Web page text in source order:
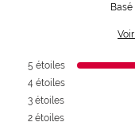
Basé
5 étoiles
4 étoiles
3 étoiles
2 étoiles